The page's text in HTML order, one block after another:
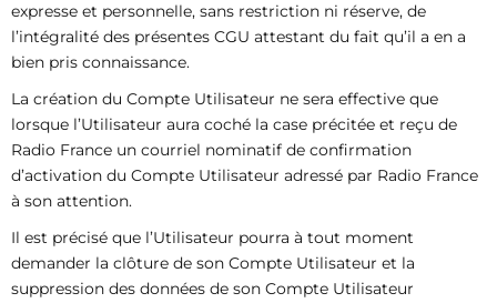
expresse et personnelle, sans restriction ni réserve, de
l’intégralité des présentes CGU attestant du fait qu’il a en a
bien pris connaissance.
La création du Compte Utilisateur ne sera effective que
lorsque l’Utilisateur aura coché la case précitée et reçu de
Radio France un courriel nominatif de confirmation
d’activation du Compte Utilisateur adressé par Radio France
à son attention.
Il est précisé que l’Utilisateur pourra à tout moment
demander la clôture de son Compte Utilisateur et la
suppression des données de son Compte Utilisateur